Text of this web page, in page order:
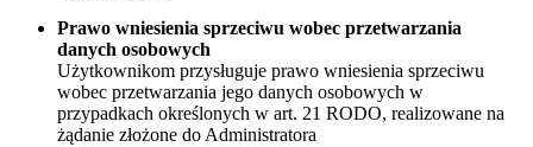
Prawo wniesienia sprzeciwu wobec przetwarzania
danych osobowych
Użytkownikom przysługuje prawo wniesienia sprzeciwu
wobec przetwarzania jego danych osobowych w
przypadkach określonych w art. 21 RODO, realizowane na
żądanie złożone do Administratora